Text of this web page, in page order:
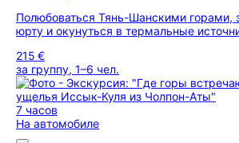
Полюбоваться Тянь-Шанскими горами,
юрту и окунуться в термальные
215 €
за группу, 1–6 чел.
7 часов
На автомобиле